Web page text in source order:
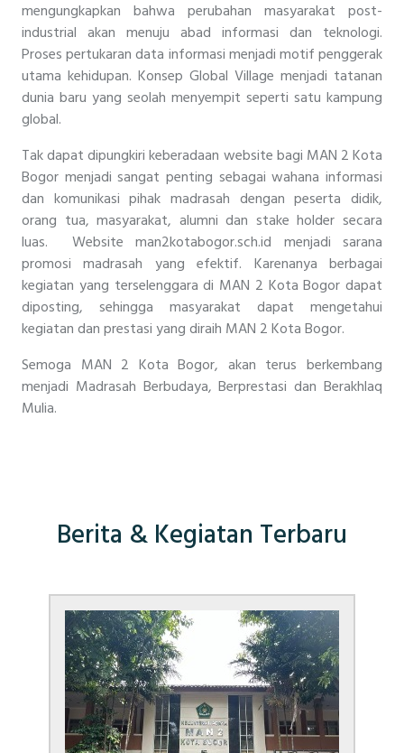
mengungkapkan bahwa perubahan masyarakat post-
industrial akan menuju abad informasi dan teknologi.
Proses pertukaran data informasi menjadi motif penggerak
utama kehidupan. Konsep Global Village menjadi tatanan
dunia baru yang seolah menyempit seperti satu kampung
global.
Tak dapat dipungkiri keberadaan website bagi MAN 2 Kota
Bogor menjadi sangat penting sebagai wahana informasi
dan komunikasi pihak madrasah dengan peserta didik,
orang tua, masyarakat, alumni dan stake holder secara
luas. Website man2kotabogor.sch.id menjadi sarana
promosi madrasah yang efektif. Karenanya berbagai
kegiatan yang terselenggara di MAN 2 Kota Bogor dapat
diposting, sehingga masyarakat dapat mengetahui
kegiatan dan prestasi yang diraih MAN 2 Kota Bogor.
Semoga MAN 2 Kota Bogor, akan terus berkembang
menjadi Madrasah Berbudaya, Berprestasi dan Berakhlaq
Mulia.
Berita & Kegiatan Terbaru